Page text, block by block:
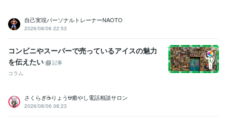
自己実現パーソナルトレーナーNAOTO
2026/08/06 22:53
コンビニやスーパーで売っているアイスの魅力
を伝えたい
記事
コラム
さくらぎ☕りょう⛎癒やし電話相談サロン
2026/08/06 08:23